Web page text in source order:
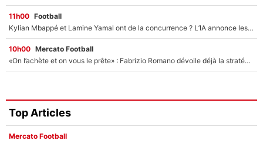
11h00 Football
Kylian Mbappé et Lamine Yamal ont de la concurrence ? L’IA annonce les 5 joueurs qui vont dominer le football dans les années à venir !
10h00 Mercato Football
«On l’achète et on vous le prête» : Fabrizio Romano dévoile déjà la stratégie du PSG avec le transfert de Zion Suzuki !
Top Articles
Mercato Football